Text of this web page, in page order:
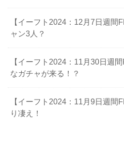
【イーフト2024：12月7日週間
ャン3人？
【イーフト2024：11月30日週
なガチャが来る！？
【イーフト2024：11月9日週間
り凄え！